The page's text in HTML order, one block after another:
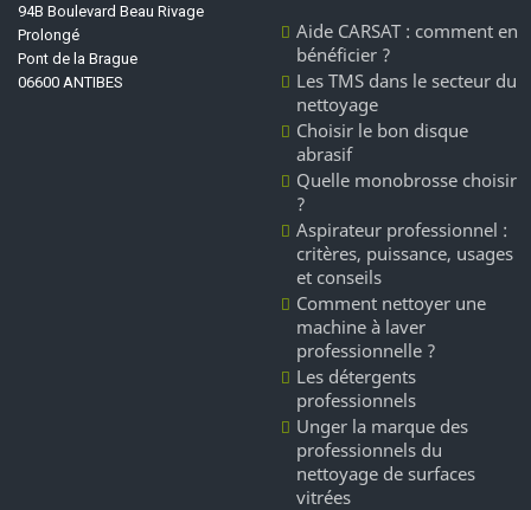
94B Boulevard Beau Rivage
Prolongé
Pont de la Brague
06600 ANTIBES
Aide CARSAT : comment en
bénéficier ?
Les TMS dans le secteur du
nettoyage
Choisir le bon disque
abrasif
Quelle monobrosse choisir
?
Aspirateur professionnel :
critères, puissance, usages
et conseils
Comment nettoyer une
machine à laver
professionnelle ?
Les détergents
professionnels
Unger la marque des
professionnels du
nettoyage de surfaces
vitrées